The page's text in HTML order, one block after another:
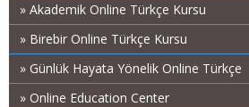
» Akademik Online Türkçe Kursu
» Birebir Online Türkçe Kursu
» Günlük Hayata Yönelik Online Türkçe
» Online Education Center